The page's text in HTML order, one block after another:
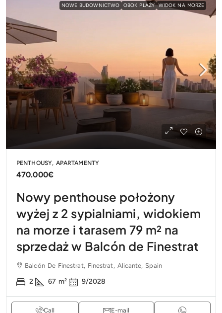
NOWE BUDOWNICTWO OBOK PLAŻY WIDOK NA MORZE
PENTHOUSY, APARTAMENTY
470.000€
Nowy penthouse położony
wyżej z 2 sypialniami, widokiem
na morze i tarasem 79 m² na
sprzedaż w Balcón de Finestrat
Balcón De Finestrat, Finestrat, Alicante, Spain
2 67 m² 9/2028
Call E-mail